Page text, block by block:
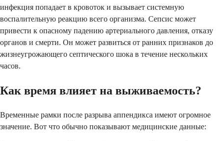
инфекция попадает в кровоток и вызывает системную
воспалительную реакцию всего организма. Сепсис может
привести к опасному падению артериального давления, отказу
органов и смерти. Он может развиться от ранних признаков до
жизнеугрожающего септического шока в течение нескольких
часов.
Как время влияет на выживаемость?
Временные рамки после разрыва аппендикса имеют огромное
значение. Вот что обычно показывают медицинские данные: